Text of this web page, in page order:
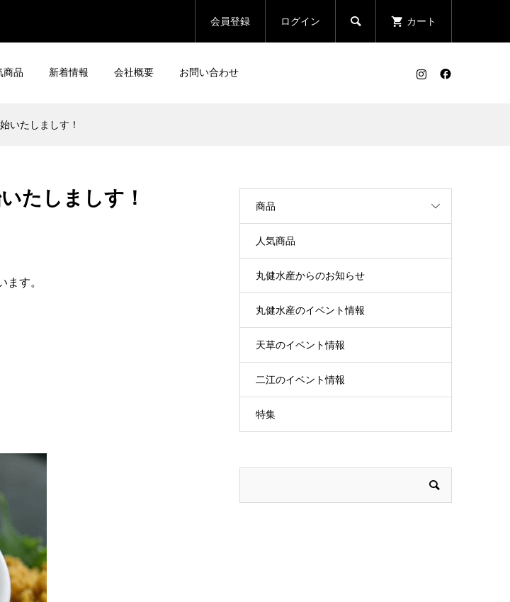
会員登録 ログイン  カート
商品 新着情報 会社概要 お問い合わせ
いたしましす！
たしましす！
す。
商品
人気商品
丸健水産からのお知らせ
丸健水産のイベント情報
天草のイベント情報
二江のイベント情報
特集